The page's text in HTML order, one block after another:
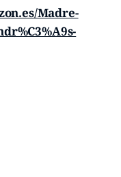
Madre-